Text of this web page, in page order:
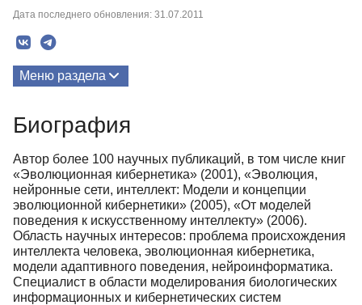
Дата последнего обновления: 31.07.2011
Меню раздела
Биография
Биография
Автор более 100 научных публикаций, в том числе книг
«Эволюционная кибернетика» (2001), «Эволюция,
нейронные сети, интеллект: Модели и концепции
эволюционной кибернетики» (2005), «От моделей
поведения к искусственному интеллекту» (2006).
Область научных интересов: проблема происхождения
интеллекта человека, эволюционная кибернетика,
модели адаптивного поведения, нейроинформатика.
Специалист в области моделирования биологических
информационных и кибернетических систем